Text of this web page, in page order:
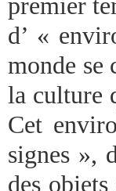
d’ «
monde se
la culture
Cet
signes »,
des